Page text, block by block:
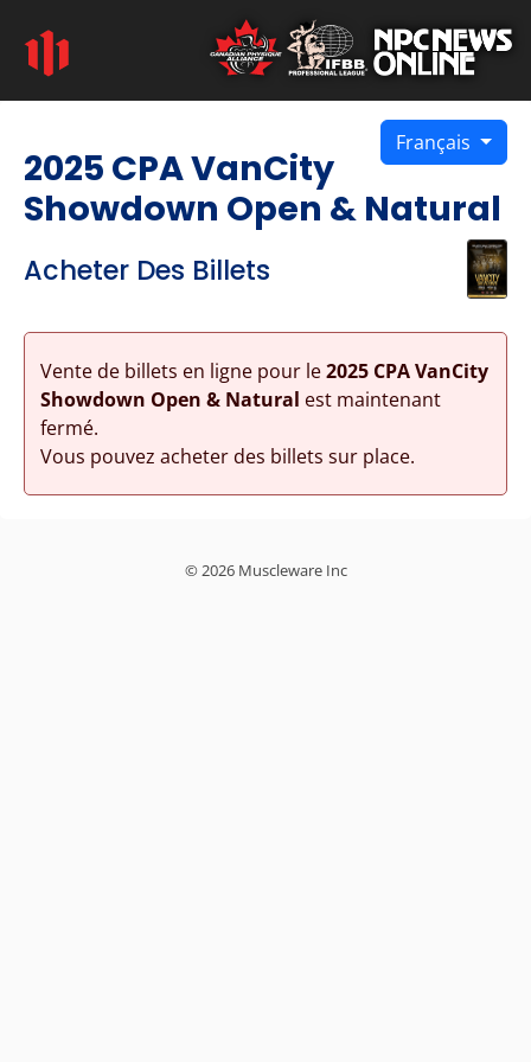
Français
2025 CPA VanCity
Showdown Open & Natural
Acheter Des Billets
Vente de billets en ligne pour le2025 CPA VanCity
Showdown Open & Natural est maintenant
fermé.
Vous pouvez acheter des billets sur place.
© 2026 Muscleware Inc